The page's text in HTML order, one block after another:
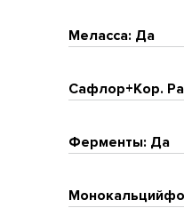
Меласса: Да
Сафлор+Кор.
Ферменты: Да